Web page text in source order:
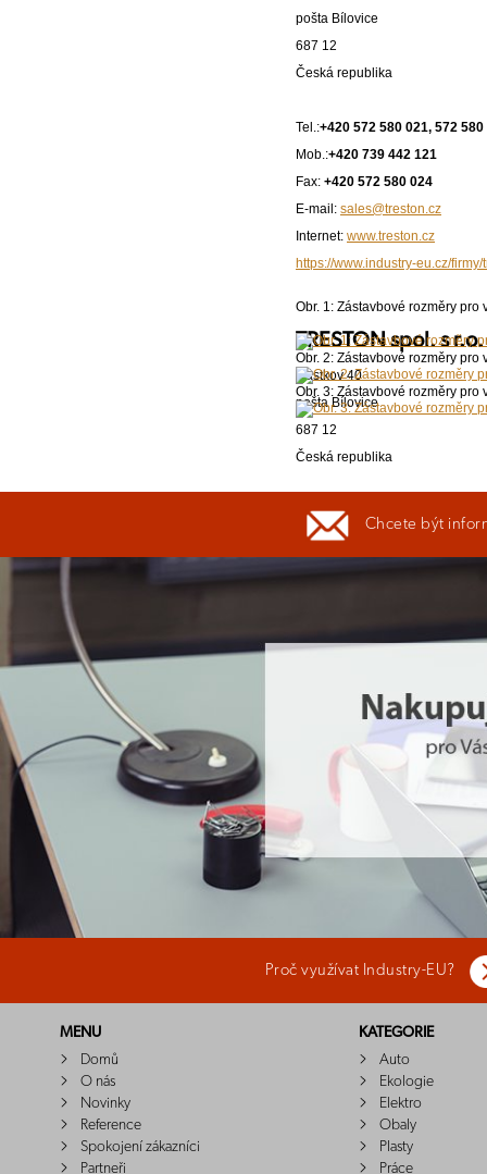
pošta Bílovice
687 12
Česká republika
Tel.:+420 572 580 021, 572 580
Mob.:+420 739 442 121
Fax: +420 572 580 024
E-mail: sales@treston.cz
Internet: www.treston.cz
https://www.industry-eu.cz/
Obr. 1: Zástavbové rozměry
TRESTON spol. s r.o.
Částkov 40
pošta Bílovice
687 12
Česká republika
Tel.:+420 572 580 021, 572 580
Mob.:+420 739 442 121
+420 572 580 024
https://www.industry-eu.cz/
Obr. 2: Zástavbové rozměry
Obr. 3: Zástavbové rozměry pro
Chcete být
Proč využívat Industry-EU?
MENU
Domů
O nás
Novinky
Reference
Spokojení zákazníci
Partneři
KATEGORIE
Auto
Ekologie
Elektro
Obaly
Plasty
Práce